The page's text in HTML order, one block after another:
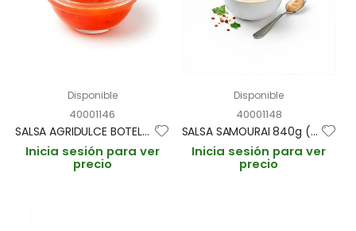
Disponible
40001146
SALSA AGRIDULCE BOTELLA 1kg (CAJA 12 BOTELLAS)
Inicia sesión para ver
precio
Disponible
40001148
SALSA SAMOURAI 840g (CAJA 12 BOTELLAS)
Inicia sesión para ver
precio